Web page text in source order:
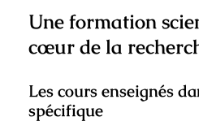
Une formation
cœur de la
Les cours enseignés
spécifique